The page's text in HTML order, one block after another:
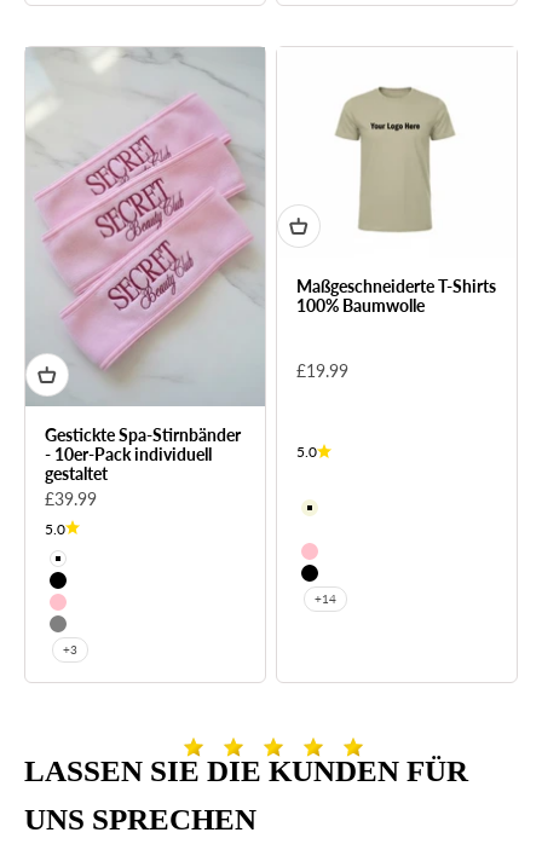
Gestickte Spa-Stirnbänder
- 10er-Pack individuell
gestaltet
Sale price
£39.99
5.0
Weiß
Schwarz
Rosa
Grau
+3
Maßgeschneiderte T-Shirts
100% Baumwolle
Sale price
£19.99
5.0
Beige
Burgundisch
Rosa
Schwarz
+14
LASSEN SIE DIE KUNDEN FÜR
UNS SPRECHEN